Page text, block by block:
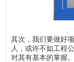
其次，我们要做好
人，或许不如工程
对其有基本的掌握